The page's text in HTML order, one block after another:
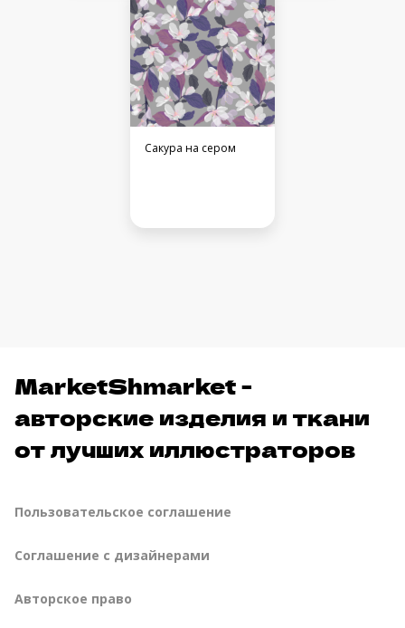
Сакура на сером
MarketShmarket -
авторские изделия и ткани
от лучших иллюстраторов
Пользовательское соглашение
Соглашение с дизайнерами
Авторское право